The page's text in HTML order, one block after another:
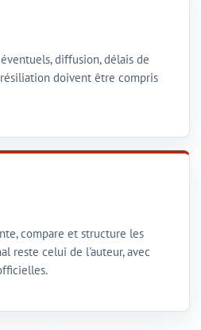
diffusion, délais de
doivent être compris
compare et structure les
reste celui de l'auteur, avec